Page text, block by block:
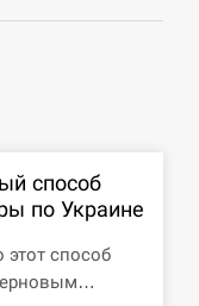
объекты…
способ
по Украине
этот способ